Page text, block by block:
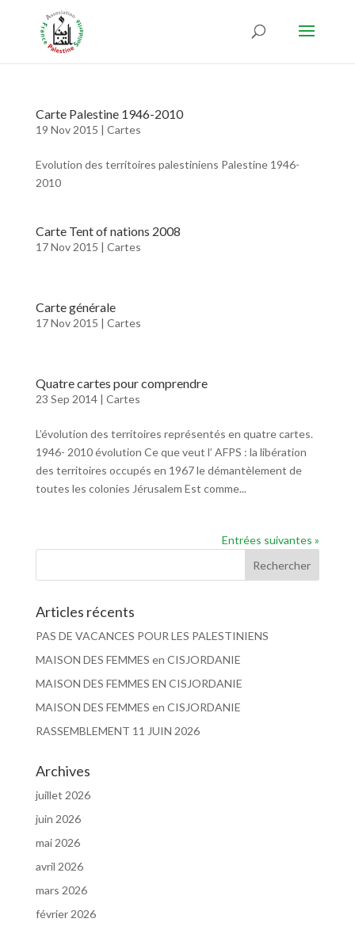
Carte Palestine 1946-2010
19 Nov 2015 | Cartes
Evolution des territoires palestiniens Palestine 1946-
2010
Carte Tent of nations 2008
17 Nov 2015 | Cartes
Carte générale
17 Nov 2015 | Cartes
Quatre cartes pour comprendre
23 Sep 2014| Cartes
L’évolution des territoires représentés en quatre cartes.
1946- 2010 évolution Ce que veut l’ AFPS : la libération
des territoires occupés en 1967 le démantèlement de
toutes les colonies Jérusalem Est comme...
Entrées suivantes »
Articles récents
PAS DE VACANCES POUR LES PALESTINIENS
MAISON DES FEMMES en CISJORDANIE
MAISON DES FEMMES EN CISJORDANIE
MAISON DES FEMMES en CISJORDANIE
RASSEMBLEMENT 11 JUIN 2026
Archives
juillet 2026
juin 2026
mai 2026
avril 2026
mars 2026
février 2026